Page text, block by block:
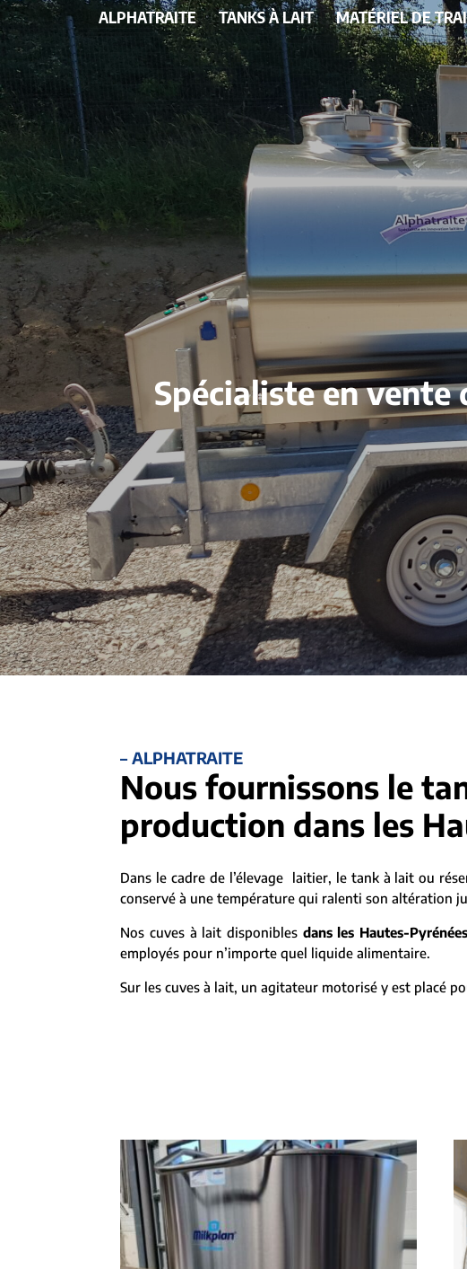
ALPHATRAITE TANKS À LAIT MATÉRIEL DE
Spécialiste en
– ALPHATRAITE
Nous fournissons le
production dans les
Dans le cadre de l’élevage laitier, le tank à lait ou
conservé à une température qui ralenti son altération
Nos cuves à lait disponibles dans les Hautes-Pyrénées
employés pour n’importe quel liquide alimentaire.
Sur les cuves à lait, un agitateur motorisé y est placé